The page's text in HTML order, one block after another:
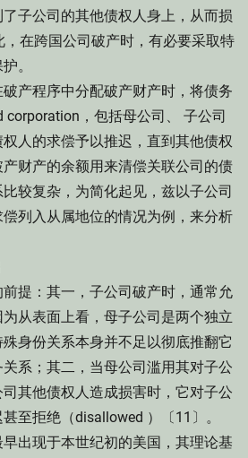
子公司的其他债权人身上，从而损
在跨国公司破产时，有必要采取特
。
产程序中分配破产财产时，将债务
corporation，包括母公司、 子公司
人的求偿予以推迟，直到其他债权
财产的余额用来清偿关联公司的债
较复杂，为简化起见，兹以子公司
列入从属地位的情况为例，来分析
提：其一，子公司破产时，通常允
从表面上看，母子公司是两个独立
身份关系本身并不足以彻底推翻它
系；其二，当母公司滥用其对子公
其他债权人造成损害时，它对子公
至拒绝（disallowed ）〔11〕。
出现于本世纪初的美国，其理论基